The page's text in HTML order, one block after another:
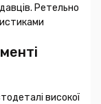
Ретельно
високої